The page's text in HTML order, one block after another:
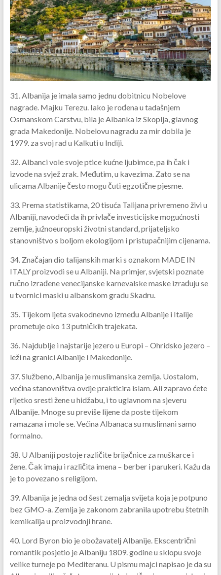
31. Albanija je imala samo jednu dobitnicu Nobelove
nagrade. Majku Terezu. Iako je rođena u tadašnjem
Osmanskom Carstvu, bila je Albanka iz Skoplja, glavnog
grada Makedonije. Nobelovu nagradu za mir dobila je
1979. za svoj rad u Kalkuti u Indiji.
32. Albanci vole svoje ptice kućne ljubimce, pa ih čak i
izvode na svjež zrak. Međutim, u kavezima. Zato se na
ulicama Albanije često mogu čuti egzotične pjesme.
33. Prema statistikama, 20 tisuća Talijana privremeno živi u
Albaniji, navodeći da ih privlače investicijske mogućnosti
zemlje, južnoeuropski životni standard, prijateljsko
stanovništvo s boljom ekologijom i pristupačnijim cijenama.
34. Značajan dio talijanskih marki s oznakom MADE IN
ITALY proizvodi se u Albaniji. Na primjer, svjetski poznate
ručno izrađene venecijanske karnevalske maske izrađuju se
u tvornici maski u albanskom gradu Skadru.
35. Tijekom ljeta svakodnevno između Albanije i Italije
prometuje oko 13 putničkih trajekata.
36. Najdublje i najstarije jezero u Europi – Ohridsko jezero –
leži na granici Albanije i Makedonije.
37. Službeno, Albanija je muslimanska zemlja. Uostalom,
većina stanovništva ovdje prakticira islam. Ali zapravo ćete
rijetko sresti žene u hidžabu, i to uglavnom na sjeveru
Albanije. Mnoge su previše lijene da poste tijekom
ramazana i mole se. Većina Albanaca su muslimani samo
formalno.
38. U Albaniji postoje različite brijačnice za muškarce i
žene. Čak imaju i različita imena – berber i parukeri. Kažu da
je to povezano s religijom.
39. Albanija je jedna od šest zemalja svijeta koja je potpuno
bez GMO-a. Zemlja je zakonom zabranila upotrebu štetnih
kemikalija u proizvodnji hrane.
40. Lord Byron bio je obožavatelj Albanije. Ekscentrični
romantik posjetio je Albaniju 1809. godine u sklopu svoje
velike turneje po Mediteranu. U pismu majci napisao je da su